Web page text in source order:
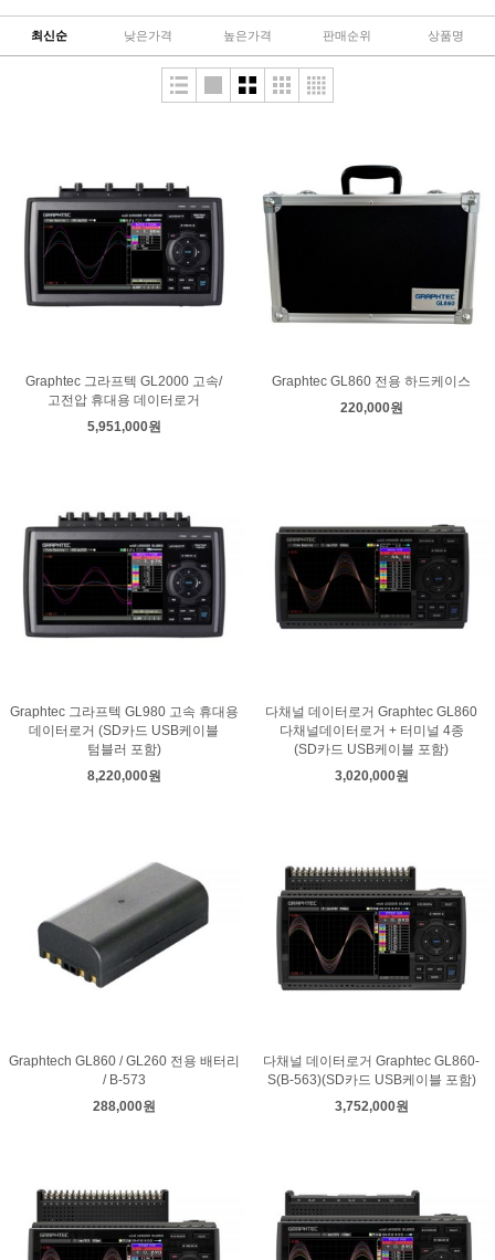
최신순 낮은가격 높은가격 판매순위 상품명
Graphtec 그라프텍 GL2000 고속/
고전압 휴대용 데이터로거
5,951,000원
Graphtec GL860 전용 하드케이스
220,000원
Graphtec 그라프텍 GL980 고속 휴대용
데이터로거 (SD카드 USB케이블
텀블러 포함)
8,220,000원
다채널 데이터로거 Graphtec GL860
다채널데이터로거 + 터미널 4종
(SD카드 USB케이블 포함)
3,020,000원
Graphtech GL860 / GL260 전용 배터리
/ B-573
288,000원
다채널 데이터로거 Graphtec GL860-
S(B-563)(SD카드 USB케이블 포함)
3,752,000원